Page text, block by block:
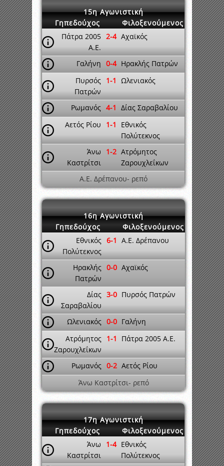
15η Αγωνιστική
Γηπεδούχος
Φιλοξενούμενος
Πάτρα 2005
A.E.
2-4 Αχαϊκός
Γαλήνη 0-4 Ηρακλής Πατρών
Πυρσός
Πατρών
1-1 Ωλενιακός
Ρωμανός 4-1 Δίας Σαραβαλίου
Αετός Ρίου
1-1
Εθνικός
Πολύτεκνος
Άνω
Καστρίτσι
1-2 Ατρόμητος
Ζαρουχλεΐκων
A.E. Δρέπανου- ρεπό
16η Αγωνιστική
Γηπεδούχος
Φιλοξενούμενος
Εθνικός
Πολύτεκνος
6-1 A.E. Δρέπανου
Ηρακλής
Πατρών
0-0 Αχαϊκός
Δίας
Σαραβαλίου
3-0 Πυρσός Πατρών
Ωλενιακός 0-0 Γαλήνη
Ατρόμητος
Ζαρουχλεΐκων
1-1 Πάτρα 2005 A.E.
Ρωμανός 0-2 Αετός Ρίου
Άνω Καστρίτσι- ρεπό
17η Αγωνιστική
Γηπεδούχος
Φιλοξενούμενος
Άνω
Καστρίτσι
1-4 Εθνικός
Πολύτεκνος